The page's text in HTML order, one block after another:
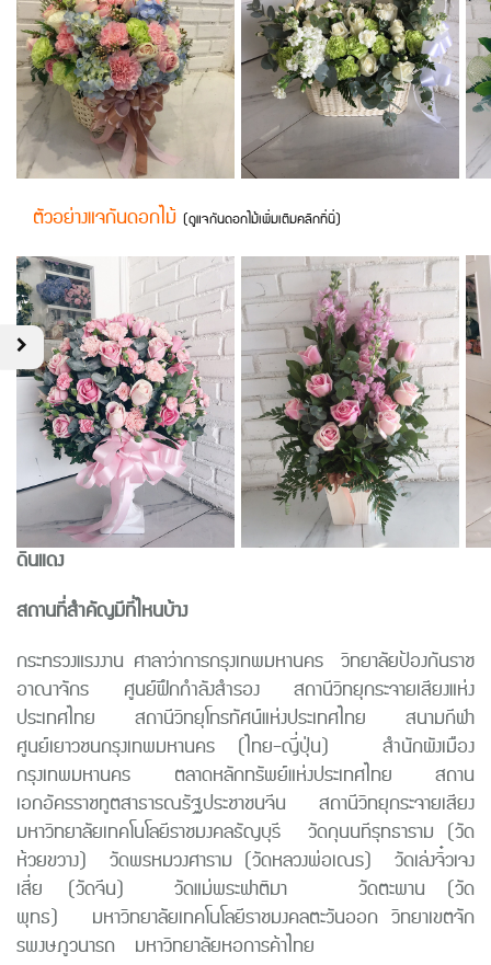
ตัวอย่างแจกันดอกไม้ (ดูแจกันดอกไม้เพิ่มเติมคลิกที่นี่)
ดินแดง
สถานที่สำคัญมีที่ไหนบ้าง
กระทรวงแรงงาน ศาลาว่าการกรุงเทพมหานคร วิทยาลัยป้องกันราช
อาณาจักร ศูนย์ฝึกกำลังสำรอง สถานีวิทยุกระจายเสียงแห่ง
ประเทศไทย สถานีวิทยุโทรทัศน์แห่งประเทศไทย สนามกีฬา
ศูนย์เยาวชนกรุงเทพมหานคร (ไทย-ญี่ปุ่น) สำนักผังเมือง
กรุงเทพมหานคร ตลาดหลักทรัพย์แห่งประเทศไทย สถาน
เอกอัครราชทูตสาธารณรัฐประชาชนจีน สถานีวิทยุกระจายเสียง
มหาวิทยาลัยเทคโนโลยีราชมงคลธัญบุรี วัดกุนนทีรุทธาราม (วัด
ห้วยขวาง) วัดพรหมวงศาราม (วัดหลวงพ่อเณร) วัดเล่งจิ๋วเจง
เสี่ย (วัดจีน) วัดแม่พระฟาติมา วัดตะพาน (วัด
พุทธ) มหาวิทยาลัยเทคโนโลยีราชมงคลตะวันออก วิทยาเขตจัก
รพงษภูวนารถ มหาวิทยาลัยหอการค้าไทย